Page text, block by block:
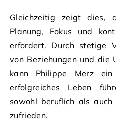
Gleichzeitig zeigt dies,
Planung, Fokus und
erfordert. Durch stetige
von Beziehungen und die
kann Philippe Merz
erfolgreiches Leben
sowohl beruflich als
zufrieden.